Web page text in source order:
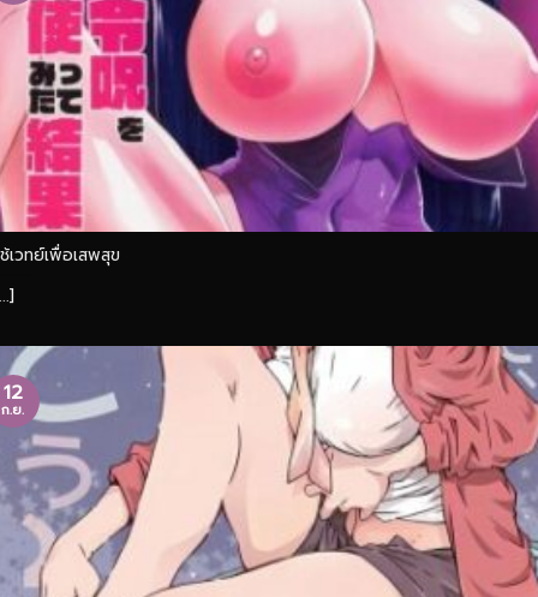
เวทย์เพื่อเสพสุข
12
ก.ย.